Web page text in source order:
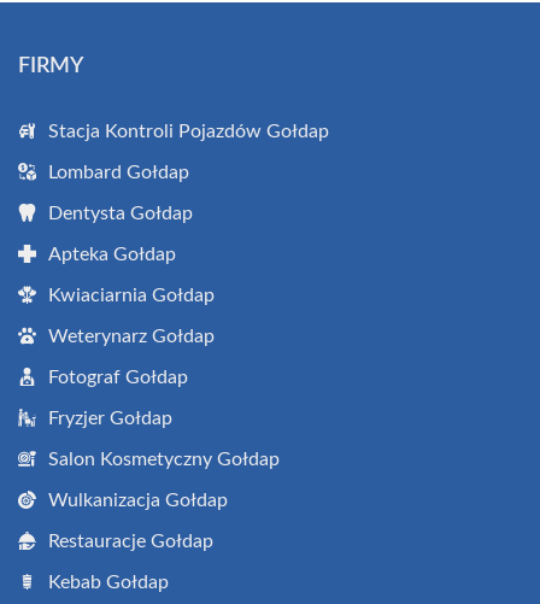
FIRMY
Stacja Kontroli Pojazdów Gołdap
Lombard Gołdap
Dentysta Gołdap
Apteka Gołdap
Kwiaciarnia Gołdap
Weterynarz Gołdap
Fotograf Gołdap
Fryzjer Gołdap
Salon Kosmetyczny Gołdap
Wulkanizacja Gołdap
Restauracje Gołdap
Kebab Gołdap